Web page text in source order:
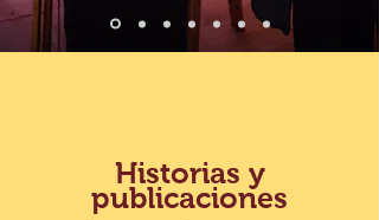
Historias y
publicaciones